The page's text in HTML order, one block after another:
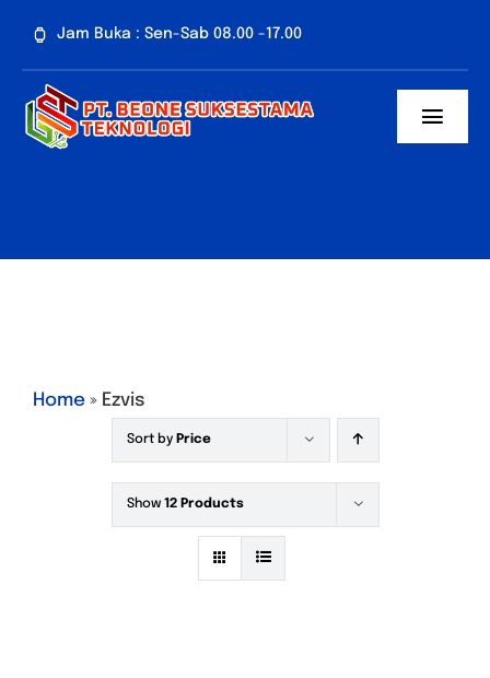
content
Jam Buka : Sen-Sab 08.00 -17.00
Artikel
Home » Ezvis
Sort by Price
Show 12 Products